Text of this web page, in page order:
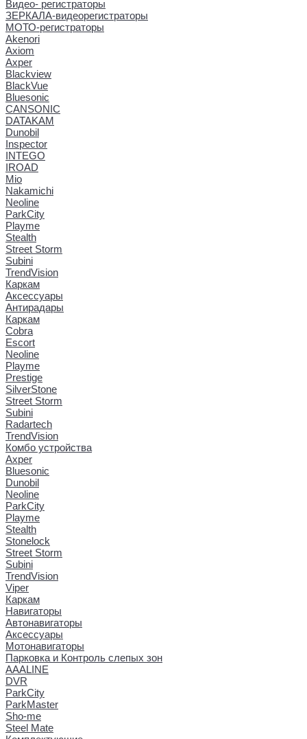
Видео- регистраторы
ЗЕРКАЛА-видеорегистраторы
МОТО-регистраторы
Akenori
Axiom
Axper
Blackview
BlackVue
Bluesonic
CANSONIC
DATAKAM
Dunobil
Inspector
INTEGO
IROAD
Mio
Nakamichi
Neoline
ParkCity
Playme
Stealth
Street Storm
Subini
TrendVision
Каркам
Аксессуары
Антирадары
Каркам
Cobra
Escort
Neoline
Playme
Prestige
SilverStone
Street Storm
Subini
Radartech
TrendVision
Комбо устройства
Axper
Bluesonic
Dunobil
Neoline
ParkCity
Playme
Stealth
Stonelock
Street Storm
Subini
TrendVision
Viper
Каркам
Навигаторы
Автонавигаторы
Аксессуары
Мотонавигаторы
Парковка и Контроль слепых зон
AAALINE
DVR
ParkCity
ParkMaster
Sho-me
Steel Mate